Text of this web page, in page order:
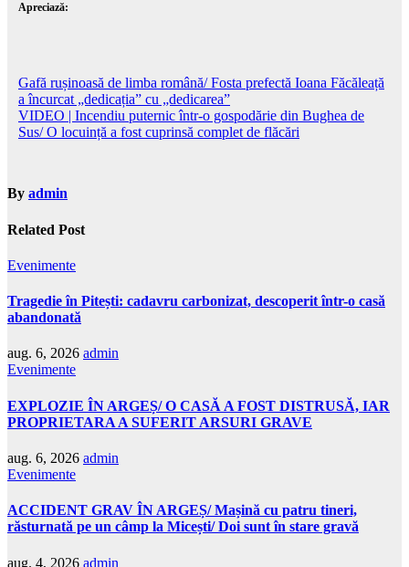
Apreciază:
Navigare
în
articole
Gafă rușinoasă de limba română/ Fosta prefectă Ioana Făcăleață
a încurcat „dedicația” cu „dedicarea”
VIDEO | Incendiu puternic într-o gospodărie din Bughea de
Sus/ O locuință a fost cuprinsă complet de flăcări
By admin
Related Post
Evenimente
Tragedie în Pitești: cadavru carbonizat, descoperit într-o casă
abandonată
aug. 6, 2026 admin
Evenimente
EXPLOZIE ÎN ARGEȘ/ O CASĂ A FOST DISTRUSĂ, IAR
PROPRIETARA A SUFERIT ARSURI GRAVE
aug. 6, 2026 admin
Evenimente
ACCIDENT GRAV ÎN ARGEȘ/ Mașină cu patru tineri,
răsturnată pe un câmp la Micești/ Doi sunt în stare gravă
aug. 4, 2026 admin